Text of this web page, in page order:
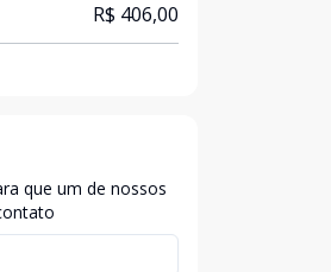
R$ 406,00
que um de nossos